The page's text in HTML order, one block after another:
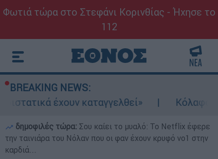
Φωτιά τώρα στο Στεφάνι Κορινθίας - Ήχησε το
112
BREAKING NEWS:
έχουν καταγγελθεί»
Κόλαφος
δημοφιλές τώρα: Σου καίει το μυαλό: Το Netflix έφερε
την ταινιάρα του Νόλαν που οι φαν έχουν κρυφό νο1 στην
καρδιά...